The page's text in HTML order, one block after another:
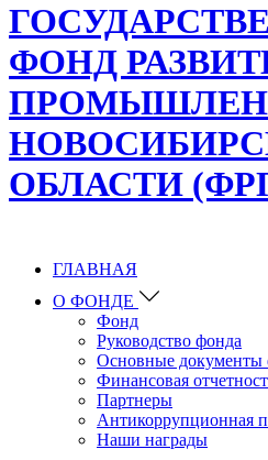
ФОНД
ОБЛАСТИ
ГЛАВНАЯ
О ФОНДЕ
Фонд
Руководство фонда
Основные документы
Финансовая
Партнеры
Антикоррупционная
Наши награды